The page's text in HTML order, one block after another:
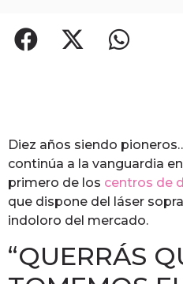
Diez años siendo
continúa a la vanguardia
primero de los centros de
que dispone del láser
indoloro del mercado.
“QUERRÁS